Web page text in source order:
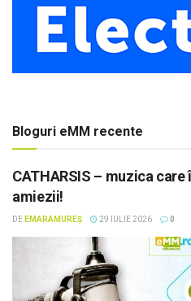
Bloguri eMM recente
CATHARSIS – muzica
amiezii!
DE EMARAMUREȘ 29 IULIE 2026 0